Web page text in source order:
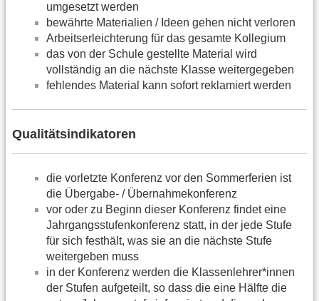
umgesetzt werden
bewährte Materialien / Ideen gehen nicht verloren
Arbeitserleichterung für das gesamte Kollegium
das von der Schule gestellte Material wird
vollständig an die nächste Klasse weitergegeben
fehlendes Material kann sofort reklamiert werden
Qualitätsindikatoren
die vorletzte Konferenz vor den Sommerferien ist
die Übergabe- / Übernahmekonferenz
vor oder zu Beginn dieser Konferenz findet eine
Jahrgangsstufenkonferenz statt, in der jede Stufe
für sich festhält, was sie an die nächste Stufe
weitergeben muss
in der Konferenz werden die Klassenlehrer*innen
der Stufen aufgeteilt, so dass die eine Hälfte die